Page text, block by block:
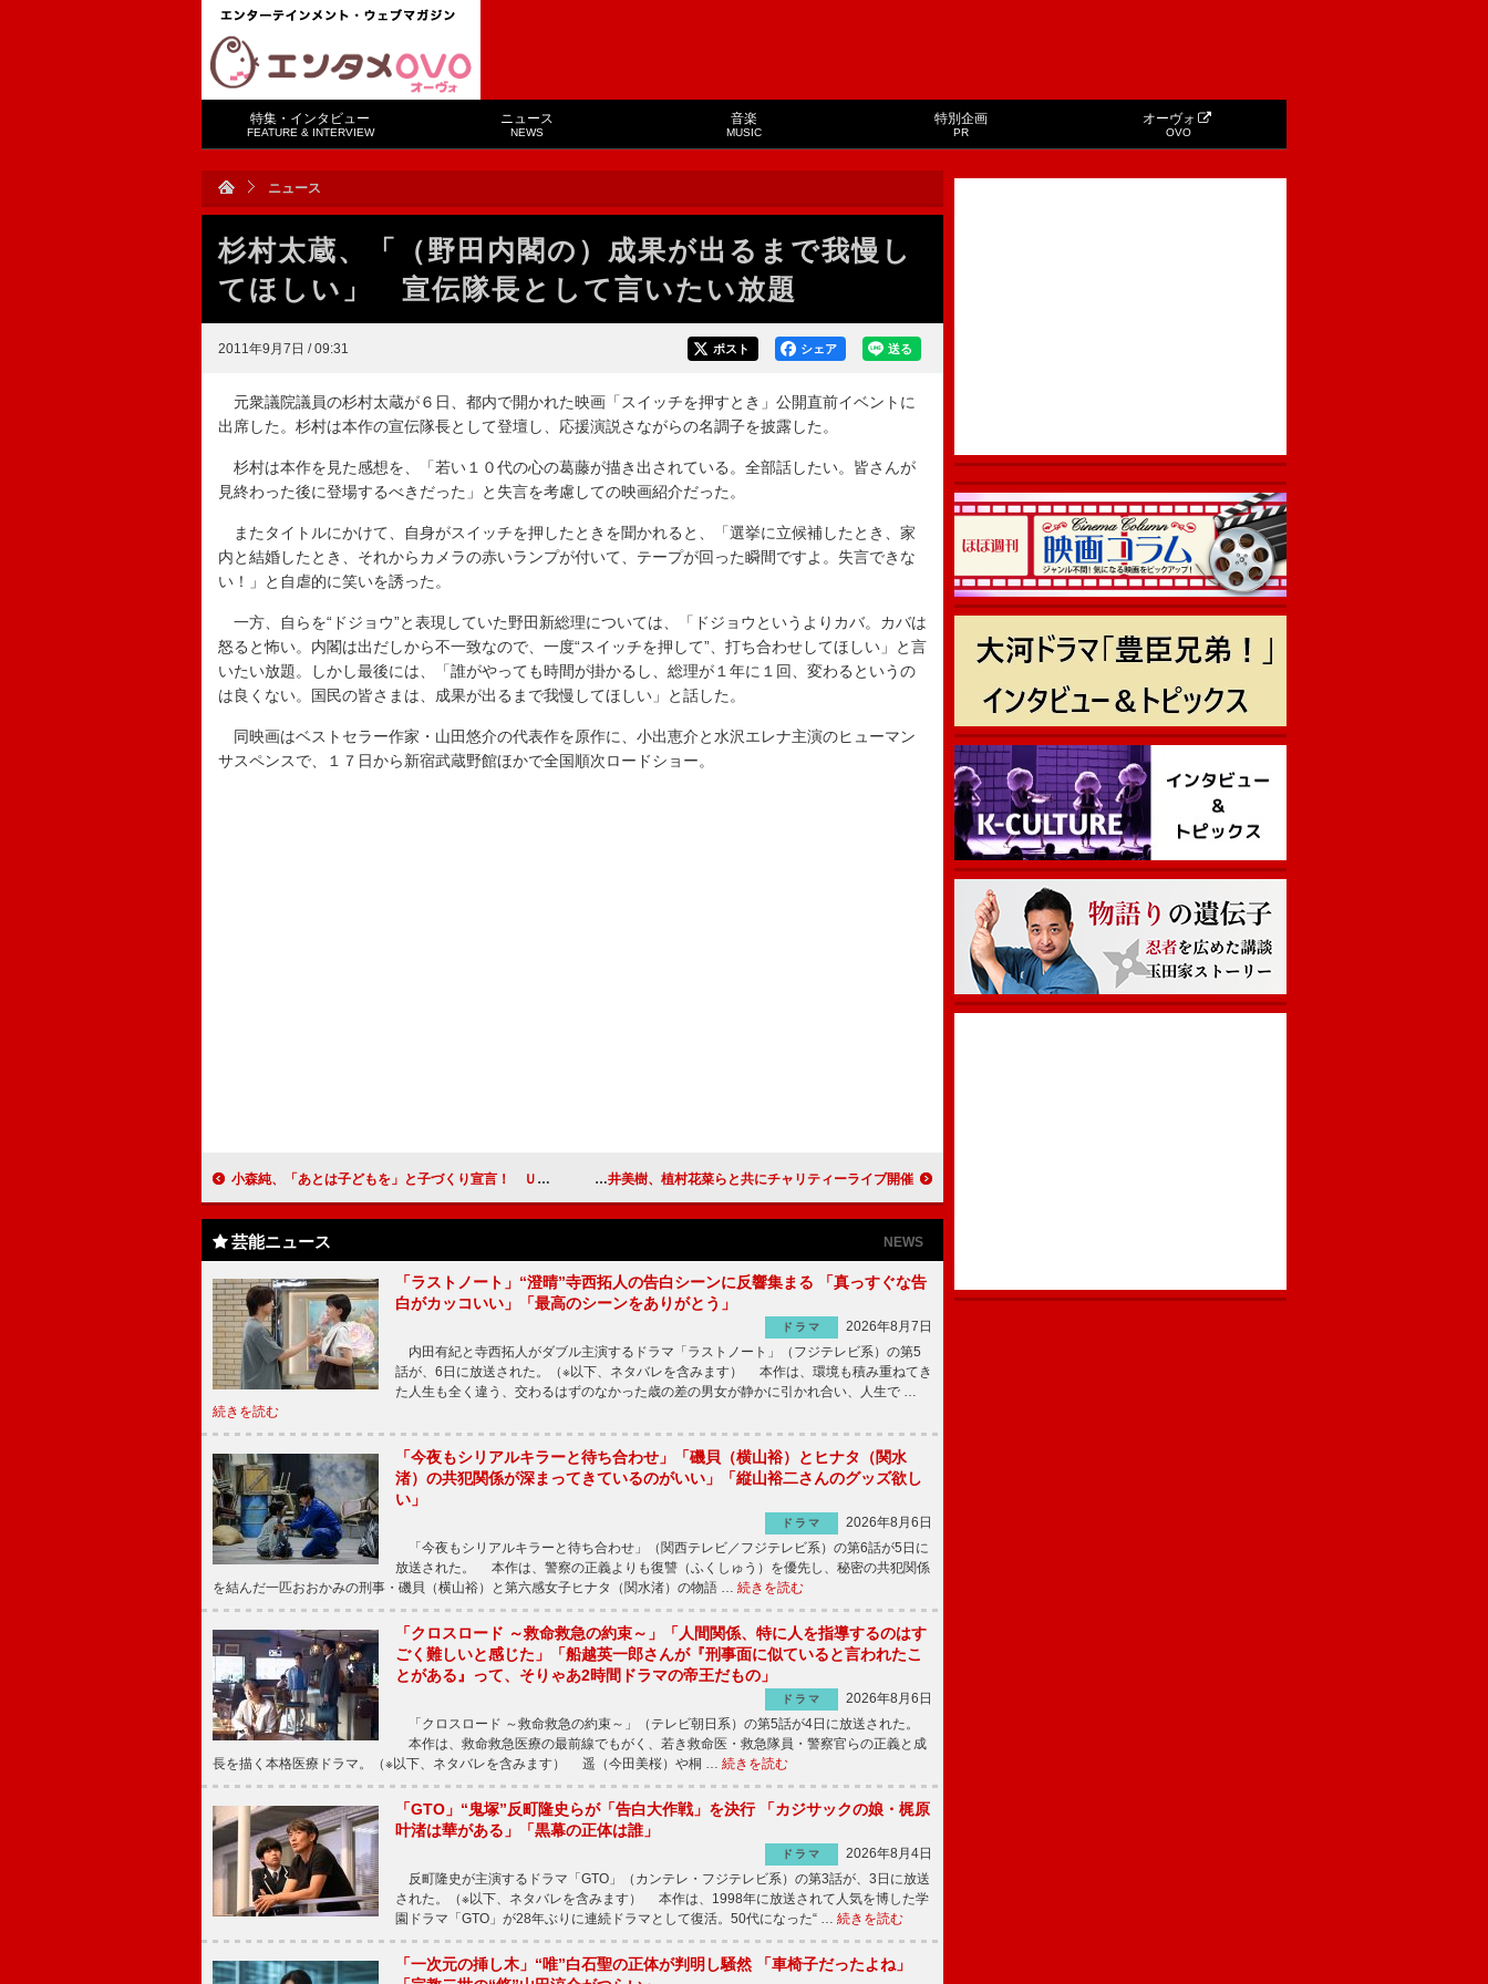
特集・インタビュー
FEATURE & INTERVIEW
ニュース
NEWS
音楽
MUSIC
特別企画
PR
オーヴォ
OVO
ニュース
杉村太蔵、「（野田内閣の）成果が出るまで我慢し
てほしい」 宣伝隊長として言いたい放題
2011年9月7日 / 09:31 送る
シェア
ポスト
元衆議院議員の杉村太蔵が６日、都内で開かれた映画「スイッチを押すとき」公開直前イベントに
出席した。杉村は本作の宣伝隊長として登壇し、応援演説さながらの名調子を披露した。
杉村は本作を見た感想を、「若い１０代の心の葛藤が描き出されている。全部話したい。皆さんが
見終わった後に登場するべきだった」と失言を考慮しての映画紹介だった。
またタイトルにかけて、自身がスイッチを押したときを聞かれると、「選挙に立候補したとき、家
内と結婚したとき、それからカメラの赤いランプが付いて、テープが回った瞬間ですよ。失言できな
い！」と自虐的に笑いを誘った。
一方、自らを“ドジョウ”と表現していた野田新総理については、「ドジョウというよりカバ。カバは
怒ると怖い。内閣は出だしから不一致なので、一度“スイッチを押して”、打ち合わせしてほしい」と言
いたい放題。しかし最後には、「誰がやっても時間が掛かるし、総理が１年に１回、変わるというの
は良くない。国民の皆さまは、成果が出るまで我慢してほしい」と話した。
同映画はベストセラー作家・山田悠介の代表作を原作に、小出恵介と水沢エレナ主演のヒューマン
サスペンスで、１７日から新宿武蔵野館ほかで全国順次ロードショー。
小森純、「あとは子どもを」と子づくり宣言！ ＵＳＪのハロウィーンイベントを盛り上げる 藤井フミヤ、「地球が回っている限り、明日は来る」 今井美樹、植村花菜らと共にチャリティーライブ開催
芸能ニュース NEWS
「ラストノート」“澄晴”寺西拓人の告白シーンに反響集まる 「真っすぐな告
白がカッコいい」「最高のシーンをありがとう」
ドラマ
2026年8月7日
内田有紀と寺西拓人がダブル主演するドラマ「ラストノート」（フジテレビ系）の第5
話が、6日に放送された。（※以下、ネタバレを含みます） 本作は、環境も積み重ねてき
た人生も全く違う、交わるはずのなかった歳の差の男女が静かに引かれ合い、人生で …
続きを読む
「今夜もシリアルキラーと待ち合わせ」「磯貝（横山裕）とヒナタ（関水
渚）の共犯関係が深まってきているのがいい」「縦山裕二さんのグッズ欲し
い」
ドラマ
2026年8月6日
「今夜もシリアルキラーと待ち合わせ」（関西テレビ／フジテレビ系）の第6話が5日に
放送された。 本作は、警察の正義よりも復讐（ふくしゅう）を優先し、秘密の共犯関係
を結んだ一匹おおかみの刑事・磯貝（横山裕）と第六感女子ヒナタ（関水渚）の物語 … 続きを読む
「クロスロード ～救命救急の約束～」「人間関係、特に人を指導するのはす
ごく難しいと感じた」「船越英一郎さんが『刑事面に似ていると言われたこ
とがある』って、そりゃあ2時間ドラマの帝王だもの」
ドラマ
2026年8月6日
「クロスロード ～救命救急の約束～」（テレビ朝日系）の第5話が4日に放送された。
本作は、救命救急医療の最前線でもがく、若き救命医・救急隊員・警察官らの正義と成
長を描く本格医療ドラマ。（※以下、ネタバレを含みます） 遥（今田美桜）や桐 … 続きを読む
「GTO」“鬼塚”反町隆史らが「告白大作戦」を決行 「カジサックの娘・梶原
叶渚は華がある」「黒幕の正体は誰」
ドラマ
2026年8月4日
反町隆史が主演するドラマ「GTO」（カンテレ・フジテレビ系）の第3話が、3日に放送
された。（※以下、ネタバレを含みます） 本作は、1998年に放送されて人気を博した学
園ドラマ「GTO」が28年ぶりに連続ドラマとして復活。50代になった“ … 続きを読む
「一次元の挿し木」“唯”白石聖の正体が判明し騒然 「車椅子だったよね」